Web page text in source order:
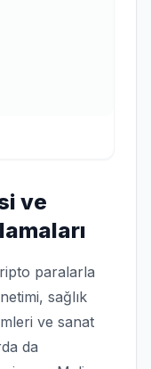
ve
paralarla
sağlık
ve sanat
da